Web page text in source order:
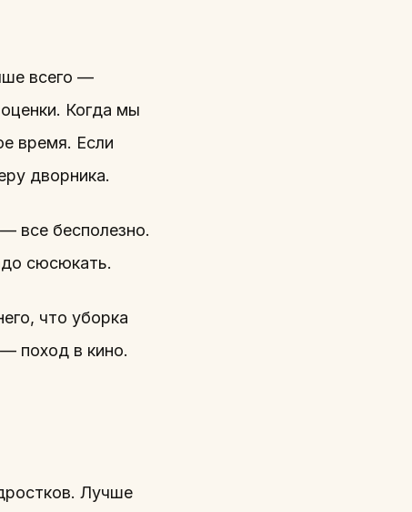
всего —
Когда мы
время. Если
дворника.
все бесполезно.
сюсюкать.
что уборка
поход в кино.
Лучше